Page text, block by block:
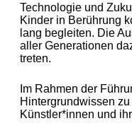
Technologie und
Kinder in Berührung
lang begleiten. Die
aller Generationen
treten.
Im Rahmen der
Hintergrundwissen
Künstler*innen und